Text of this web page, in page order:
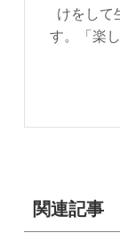
けをして
す。「楽
関連記事